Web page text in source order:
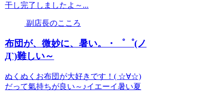
干し完了しましたよ～...
副店長のこころ
布団が、微妙に、暑い。・゜゜(ノ
Д`)難しい～
ぬくぬくお布団が大好きです！( ☆∀☆)
だって氣持ちが良い～♪イエーイ暑い夏